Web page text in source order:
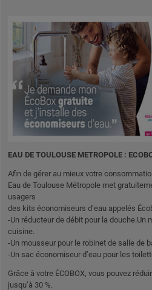
EAU DE TOULOUSE METROPOLE :
Afin de gérer au mieux votre
Eau de Toulouse Métropole met
usagers
des kits économiseurs d’eau appelés
-Un réducteur de débit pour la douche. Un
cuisine.
-Un mousseur pour le robinet de salle de
-Un sac économiseur d’eau pour les
Grâce à votre ÉCOBOX, vous pouvez
jusqu’à 30 %.